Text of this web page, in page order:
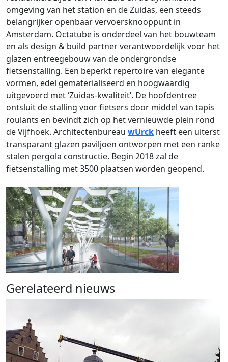
omgeving van het station en de Zuidas, een steeds
belangrijker openbaar vervoersknooppunt in
Amsterdam. Octatube is onderdeel van het bouwteam
en als design & build partner verantwoordelijk voor het
glazen entreegebouw van de ondergrondse
fietsenstalling. Een beperkt repertoire van elegante
vormen, edel gematerialiseerd en hoogwaardig
uitgevoerd met ‘Zuidas-kwaliteit’. De hoofdentree
ontsluit de stalling voor fietsers door middel van tapis
roulants en bevindt zich op het vernieuwde plein rond
de Vijfhoek. Architectenbureau wUrck heeft een uiterst
transparant glazen paviljoen ontworpen met een ranke
stalen pergola constructie. Begin 2018 zal de
fietsenstalling met 3500 plaatsen worden geopend.
Gerelateerd nieuws